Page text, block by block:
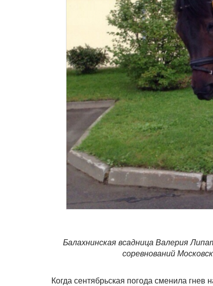
Балахнинская всадница Валерия
соревнований
Когда сентябрьская погода сменила